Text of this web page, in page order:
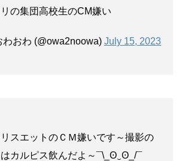
の集団高校生のCM嫌い
おわ (@owa2noowa) July 15, 2023
スエットのＣＭ嫌いです～撮影の
カルピス飲んだよ～¯⁠\⁠_⁠ʘ⁠‿⁠ʘ⁠_⁠/⁠¯